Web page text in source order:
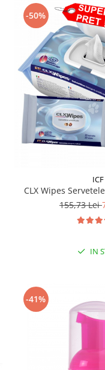
-50%
ICF
CLX Wipes
155,73 Lei
IN
-41%